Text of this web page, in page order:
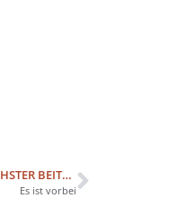
NÄCHSTER BEITRAG
Es ist vorbei